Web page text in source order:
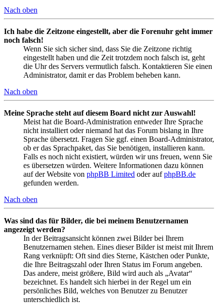
Nach oben
Ich habe die Zeitzone eingestellt, aber die Forenuhr geht immer
noch falsch!
Wenn Sie sich sicher sind, dass Sie die Zeitzone richtig
eingestellt haben und die Zeit trotzdem noch falsch ist, geht
die Uhr des Servers vermutlich falsch. Kontaktieren Sie einen
Administrator, damit er das Problem beheben kann.
Nach oben
Meine Sprache steht auf diesem Board nicht zur Auswahl!
Meist hat die Board-Administration entweder Ihre Sprache
nicht installiert oder niemand hat das Forum bislang in Ihre
Sprache übersetzt. Fragen Sie ggf. einen Board-Administrator,
ob er das Sprachpaket, das Sie benötigen, installieren kann.
Falls es noch nicht existiert, würden wir uns freuen, wenn Sie
es übersetzen würden. Weitere Informationen dazu können
auf der Website von phpBB Limited oder aufphpBB.de
gefunden werden.
Nach oben
Was sind das für Bilder, die bei meinem Benutzernamen
angezeigt werden?
In der Beitragsansicht können zwei Bilder bei Ihrem
Benutzernamen stehen. Eines dieser Bilder ist meist mit Ihrem
Rang verknüpft: Oft sind dies Sterne, Kästchen oder Punkte,
die Ihre Beitragszahl oder Ihren Status im Forum angeben.
Das andere, meist größere, Bild wird auch als „Avatar“
bezeichnet. Es handelt sich hierbei in der Regel um ein
persönliches Bild, welches von Benutzer zu Benutzer
unterschiedlich ist.